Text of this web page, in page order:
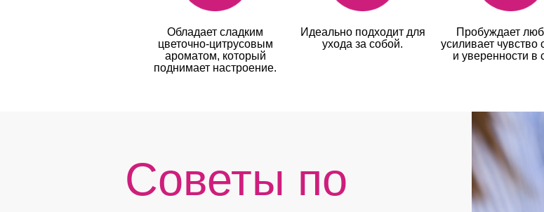
Обладает сладким
цветочно-цитрусовым
ароматом, который
поднимает настроение.
Идеально подходит для
ухода за собой.
Пробуждает
усиливает чувство
и уверенности в
Советы по